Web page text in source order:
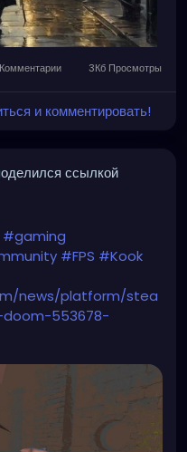
3Кб Просмотры
и комментировать!
ссылкой
#gaming
#FPS #Kook
news/platform/stea
553678-